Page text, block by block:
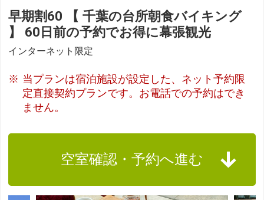
早期割60 【 千葉の台所朝食バイキング
】 60日前の予約でお得に幕張観光
インターネット限定
当プランは宿泊施設が設定した、ネット予約限
定直接契約プランです。お電話での予約はでき
ません。
空室確認・予約へ進む